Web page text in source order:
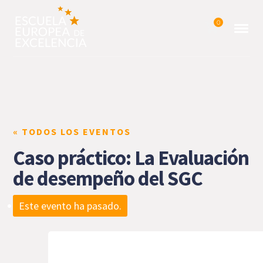
0
« TODOS LOS EVENTOS
Caso práctico: La Evaluación
de desempeño del SGC
Este evento ha pasado.